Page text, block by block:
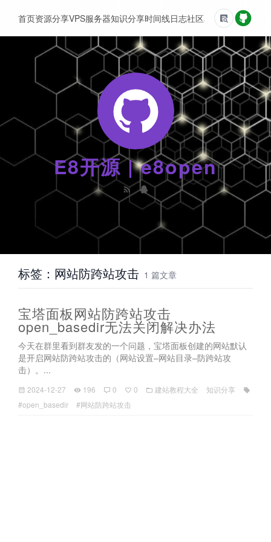
E8开源 | e8open
首页资源分享VPS服务器知识分享时间线日志社区友情链接
标签：网站防跨站攻击 1 篇文章
宝塔面板网站防跨站攻击
open_basedir无法关闭解决办法
今天在群里看到群友发的一个问题，宝塔面板创建的网站默认
是开启网站防跨站攻击的（网站设置–网站目录–防跨站攻
击）。...
2024-12-27 196 0 0 建站教程大全
知识分享
#open_basedir
#网站防跨站攻击